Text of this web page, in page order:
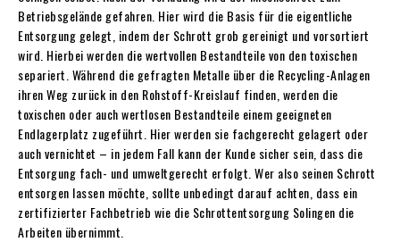
Betriebsgelände gefahren. Hier wird die Basis für die eigentliche
Entsorgung gelegt, indem der Schrott grob gereinigt und vorsortiert
wird. Hierbei werden die wertvollen Bestandteile von den toxischen
separiert. Während die gefragten Metalle über die Recycling-Anlagen
ihren Weg zurück in den Rohstoff-Kreislauf finden, werden die
toxischen oder auch wertlosen Bestandteile einem geeigneten
Endlagerplatz zugeführt. Hier werden sie fachgerecht gelagert oder
auch vernichtet – in jedem Fall kann der Kunde sicher sein, dass die
Entsorgung fach- und umweltgerecht erfolgt. Wer also seinen Schrott
entsorgen lassen möchte, sollte unbedingt darauf achten, dass ein
zertifizierter Fachbetrieb wie die Schrottentsorgung Solingen die
Arbeiten übernimmt.